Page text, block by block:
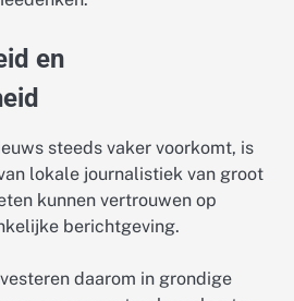
en
steeds vaker voorkomt, is
lokale journalistiek van groot
kunnen vertrouwen op
berichtgeving.
daarom in grondige